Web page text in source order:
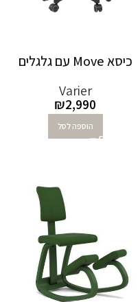
כיסא Move עם גלגלים
Varier
₪2,990
הוספה לסל